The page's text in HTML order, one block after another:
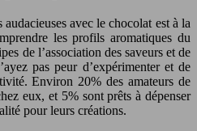
avec le chocolat est à la
les profils aromatiques du
de l’association des saveurs et de
pas peur d’expérimenter et de
Environ 20% des amateurs de
eux, et 5% sont prêts à dépenser
pour leurs créations.